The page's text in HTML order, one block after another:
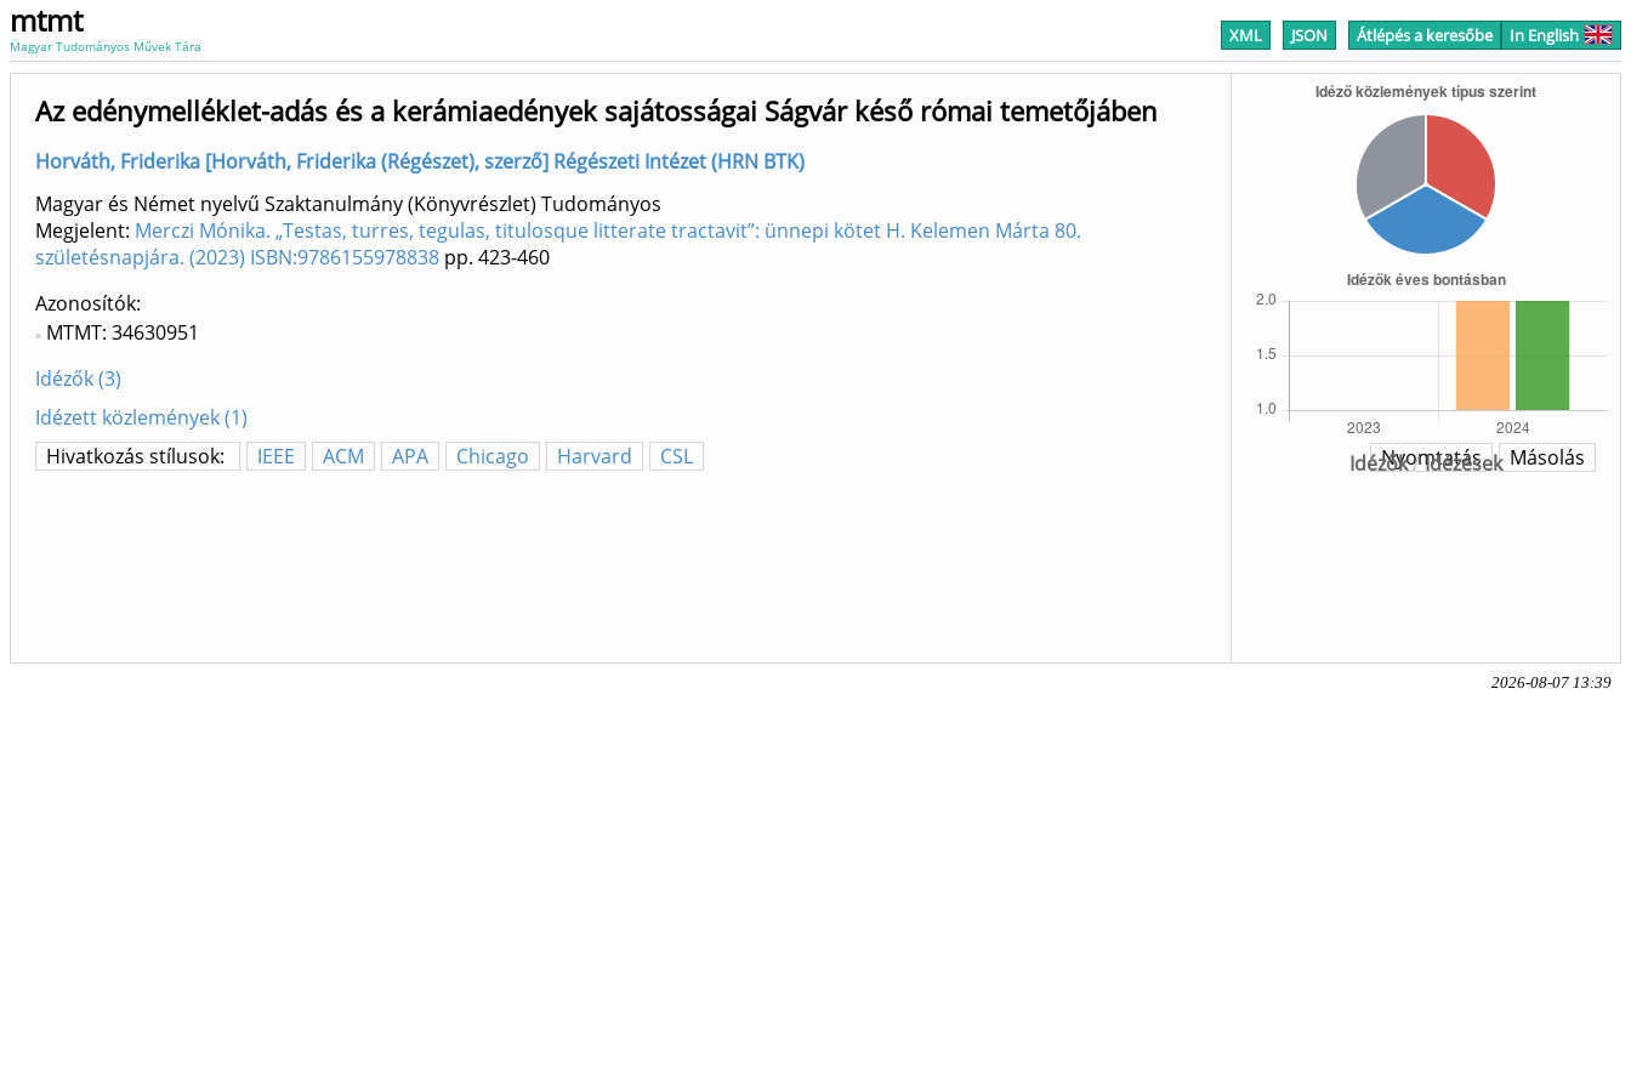
mtmt
Magyar Tudományos Művek Tára XML JSON Átlépés a keresőbe In English
Idézők/Idézések
Az edénymelléklet-adás és a kerámiaedények sajátosságai Ságvár késő római temetőjáben
Horváth, Friderika [Horváth, Friderika (Régészet), szerző] Régészeti Intézet (HRN BTK)
Magyar és Német nyelvű Szaktanulmány (Könyvrészlet) Tudományos
Megjelent: Merczi Mónika. „Testas, turres, tegulas, titulosque litterate tractavit”: ünnepi kötet H. Kelemen Márta 80.
születésnapjára. (2023) ISBN:9786155978838 pp. 423-460
Azonosítók
MTMT: 34630951
Idézők (3)
Idézett közlemények (1)
Hivatkozás stílusok:
IEEE ACM APA Chicago Harvard CSL Másolás
Nyomtatás
2026-08-07 13:39